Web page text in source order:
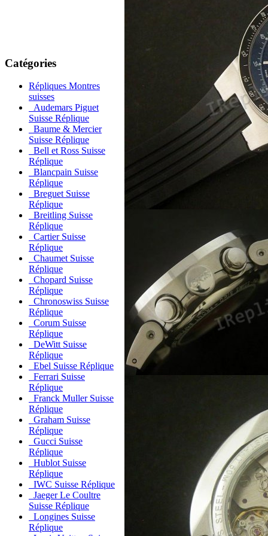
Catégories
Répliques Montres
suisses
Audemars Piguet
Suisse Réplique
Baume & Mercier
Suisse Réplique
Bell et Ross Suisse
Réplique
Blancpain Suisse
Réplique
Breguet Suisse
Réplique
Breitling Suisse
Réplique
Cartier Suisse
Réplique
Chaumet Suisse
Réplique
Chopard Suisse
Réplique
Chronoswiss Suisse
Réplique
Corum Suisse
Réplique
DeWitt Suisse
Réplique
Ebel Suisse Réplique
Ferrari Suisse
Réplique
Franck Muller Suisse
Réplique
Graham Suisse
Réplique
Gucci Suisse
Réplique
Hublot Suisse
Réplique
IWC Suisse Réplique
Jaeger Le Coultre
Suisse Réplique
Longines Suisse
Réplique